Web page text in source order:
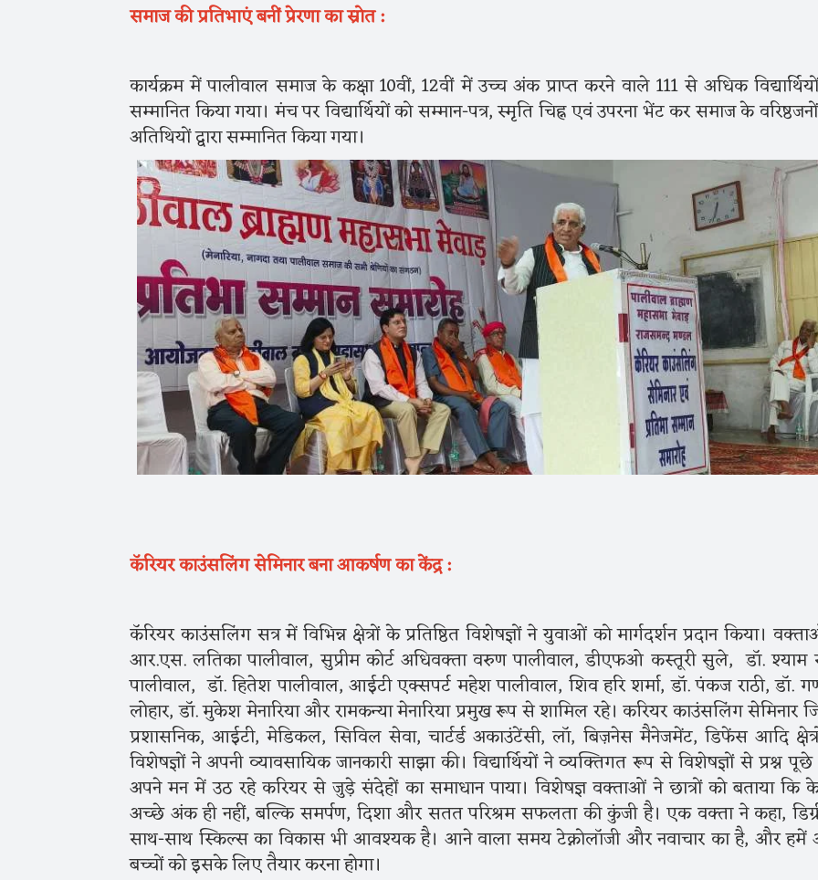
समाज की प्रतिभाएं बनीं प्रेरणा का स्रोत :
कार्यक्रम में पालीवाल समाज के कक्षा 10वीं, 12वीं में उच्च अंक प्राप्त करने वाले 111 से अधिक
सम्मानित किया गया। मंच पर विद्यार्थियों को सम्मान-पत्र, स्मृति चिह्न एवं उपरना भेंट कर समाज के
अतिथियों द्वारा सम्मानित किया गया।
कॅरियर काउंसलिंग सेमिनार बना आकर्षण का केंद्र :
कॅरियर काउंसलिंग सत्र में विभिन्न क्षेत्रों के प्रतिष्ठित विशेषज्ञों ने युवाओं को मार्गदर्शन प्रदान किया।
आर.एस. लतिका पालीवाल, सुप्रीम कोर्ट अधिवक्ता वरुण पालीवाल, डीएफओ कस्तूरी सुले, डॉ. श्याम
पालीवाल, डॉ. हितेश पालीवाल, आईटी एक्सपर्ट महेश पालीवाल, शिव हरि शर्मा, डॉ. पंकज राठी, डॉ.
लोहार, डॉ. मुकेश मेनारिया और रामकन्या मेनारिया प्रमुख रूप से शामिल रहे। करियर काउंसलिंग सेमिनार
प्रशासनिक, आईटी, मेडिकल, सिविल सेवा, चार्टर्ड अकाउंटेंसी, लॉ, बिज़नेस मैनेजमेंट, डिफेंस आदि
विशेषज्ञों ने अपनी व्यावसायिक जानकारी साझा की। विद्यार्थियों ने व्यक्तिगत रूप से विशेषज्ञों से प्रश्न
अपने मन में उठ रहे करियर से जुड़े संदेहों का समाधान पाया। विशेषज्ञ वक्ताओं ने छात्रों को बताया कि
अच्छे अंक ही नहीं, बल्कि समर्पण, दिशा और सतत परिश्रम सफलता की कुंजी है। एक वक्ता ने कहा,
साथ-साथ स्किल्स का विकास भी आवश्यक है। आने वाला समय टेक्नोलॉजी और नवाचार का है, और हमें
बच्चों को इसके लिए तैयार करना होगा।